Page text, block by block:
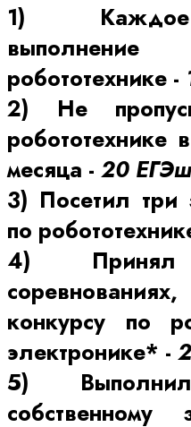
1) Каждое
робототехнике -
2) Не
робототехнике
месяца - 20
3) Посетил три
по
4)
конкурсу по
электронике* -
5)